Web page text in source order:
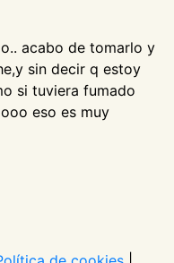
acabo de tomarlo y
sin decir q estoy
si tuviera fumado
eso es muy